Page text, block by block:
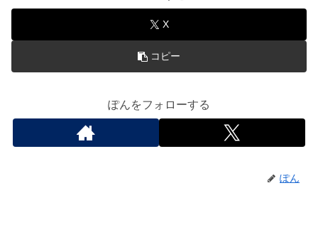
X
コピー
ぽんをフォローする
ぽん